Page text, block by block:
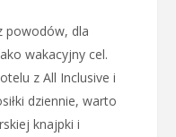
powodów, dla
wakacyjny cel.
z All Inclusive i
dziennie, warto
knajpki i